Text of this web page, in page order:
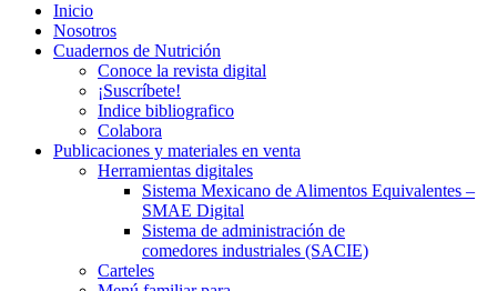
Inicio
Nosotros
Cuadernos de Nutrición
Conoce la revista digital
¡Suscríbete!
Indice bibliografico
Colabora
Publicaciones y materiales en venta
Herramientas digitales
Sistema Mexicano de Alimentos Equivalentes –
SMAE Digital
Sistema de administración de
comedores industriales (SACIE)
Carteles